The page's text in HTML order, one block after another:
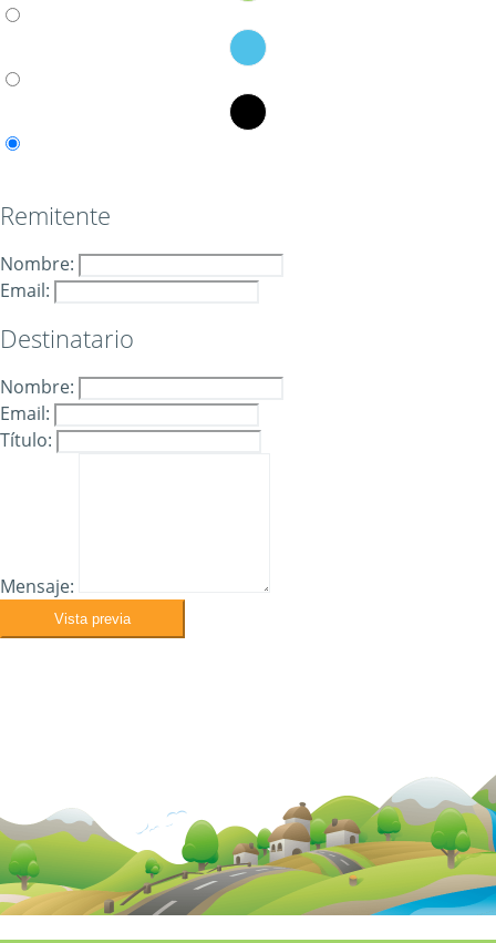
Remitente
Nombre:
Email:
Destinatario
Nombre:
Email:
Título:
Mensaje:
Vista previa